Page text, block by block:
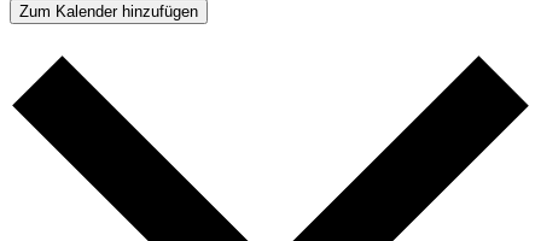
Zum Kalender hinzufügen